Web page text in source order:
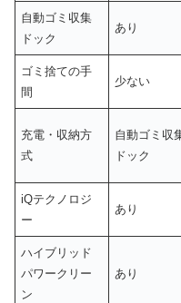
自動ゴミ収集
ドック
あり
ゴミ捨ての手
間
少ない
充電・収納方
式
自動ゴミ収
ドック
iQテクノロジ
ー
あり
ハイブリッド
パワークリー
ン
あり